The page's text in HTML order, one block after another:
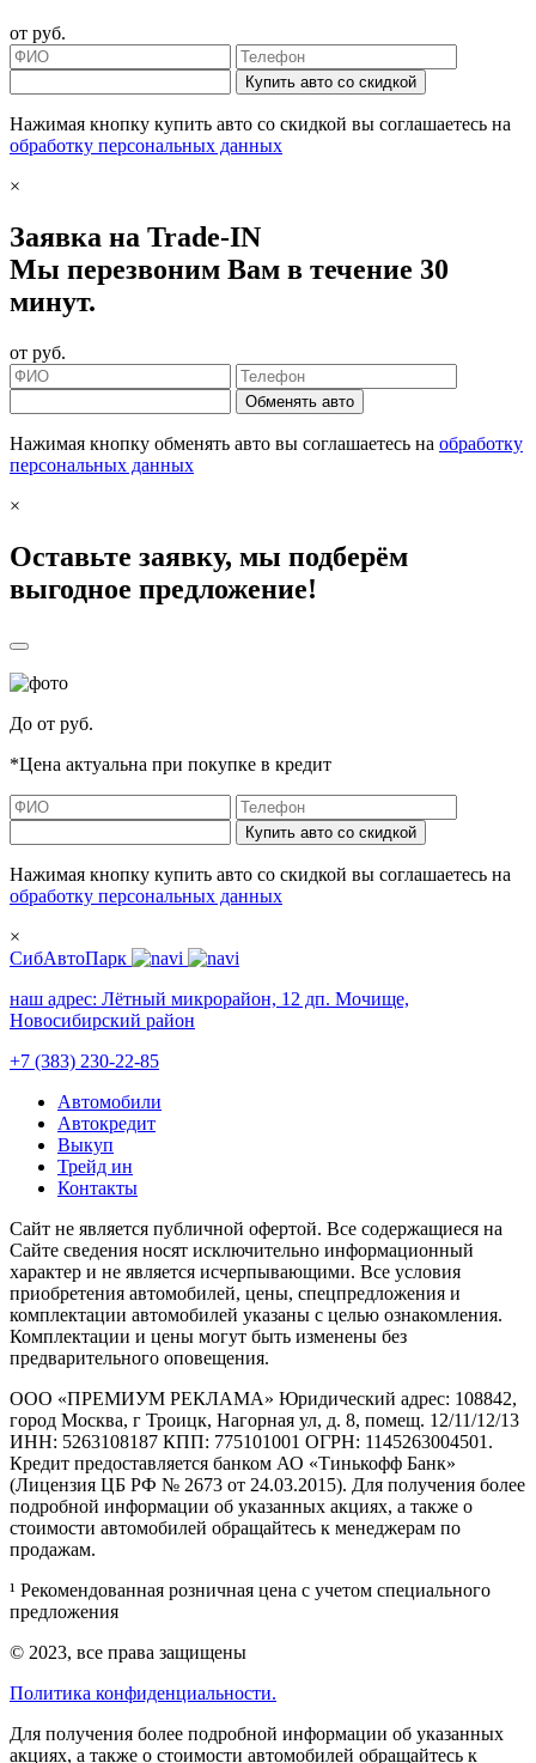
от руб.
Купить авто со скидкой
Нажимая кнопку купить авто со скидкой вы соглашаетесь на
обработку персональных данных
×
Заявка на Trade-IN
Мы перезвоним Вам в течение 30
минут.
от руб.
Обменять авто
Нажимая кнопку обменять авто вы соглашаетесь на обработку
персональных данных
×
Оставьте заявку, мы подберём
выгодное предложение!
До от руб.
*Цена актуальна при покупке в кредит
Купить авто со скидкой
Нажимая кнопку купить авто со скидкой вы соглашаетесь на
обработку персональных данных
×
СибАвтоПарк
наш адрес: Лётный микрорайон, 12 дп. Мочище,
Новосибирский район
+7 (383) 230-22-85
Автомобили
Автокредит
Выкуп
Трейд ин
Контакты
Cайт не является публичной офертой. Все содержащиеся на
Сайте сведения носят исключительно информационный
характер и не является исчерпывающими. Все условия
приобретения автомобилей, цены, спецпредложения и
комплектации автомобилей указаны с целью ознакомления.
Комплектации и цены могут быть изменены без
предварительного оповещения.
ООО «ПРЕМИУМ РЕКЛАМА» Юридический адрес: 108842,
город Москва, г Троицк, Нагорная ул, д. 8, помещ. 12/11/12/13
ИНН: 5263108187 КПП: 775101001 ОГРН: 1145263004501.
Кредит предоставляется банком АО «Тинькофф Банк»
(Лицензия ЦБ РФ № 2673 от 24.03.2015). Для получения более
подробной информации об указанных акциях, а также о
стоимости автомобилей обращайтесь к менеджерам по
продажам.
¹ Рекомендованная розничная цена с учетом специального
предложения
© 2023, все права защищены
Политика конфиденциальности.
Для получения более подробной информации об указанных
акциях, а также о стоимости автомобилей обращайтесь к